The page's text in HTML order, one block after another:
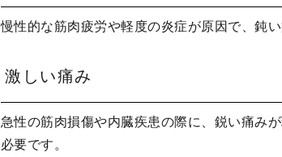
慢性的な筋肉疲労や軽度の炎症が原因で、鈍
激しい痛み
急性の筋肉損傷や内臓疾患の際に、鋭い痛み
必要です。